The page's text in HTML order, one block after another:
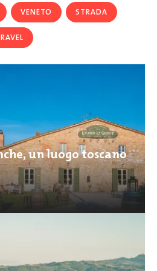
un luogo toscano
VENETO STRADA